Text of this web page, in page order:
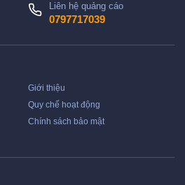
Liên hệ quảng cáo
0797717039
Giới thiệu
Quy chế hoạt động
Chính sách bảo mật